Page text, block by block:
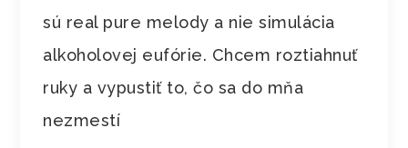
sú real pure melody a nie simulácia
alkoholovej eufórie. Chcem roztiahnuť
ruky a vypustiť to, čo sa do mňa
nezmestí